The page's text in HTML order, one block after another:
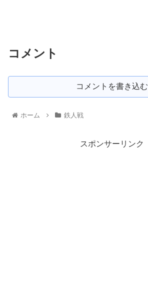
コメント
コメントを書き込む
ホーム 鉄人戦
スポンサーリンク